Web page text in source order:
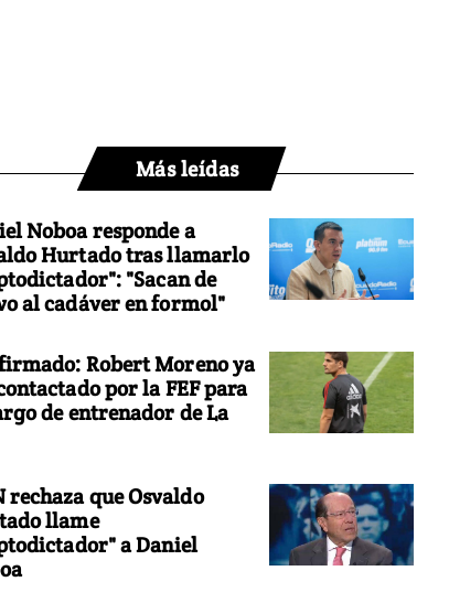
Más leídas
Noboa responde a
Hurtado tras llamarlo
"Sacan de
al cadáver en formol"
Robert Moreno ya
por la FEF para
de entrenador de La
rechaza que Osvaldo
llame
a Daniel